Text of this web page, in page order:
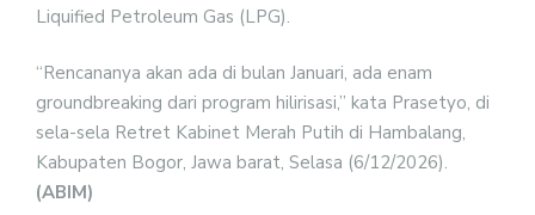
Liquified Petroleum Gas (LPG).
“Rencananya akan ada di bulan Januari, ada enam
groundbreaking dari program hilirisasi,” kata Prasetyo, di
sela-sela Retret Kabinet Merah Putih di Hambalang,
Kabupaten Bogor, Jawa barat, Selasa (6/12/2026).
(ABIM)